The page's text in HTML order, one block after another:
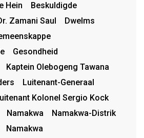
Hein
Beskuldigde
Zamani Saul
Dwelms
Gesondheid
Kaptein Olebogeng Tawana
Luitenant-Generaal
Kolonel Sergio Kock
Namakwa
Namakwa-Distrik
Namakwa